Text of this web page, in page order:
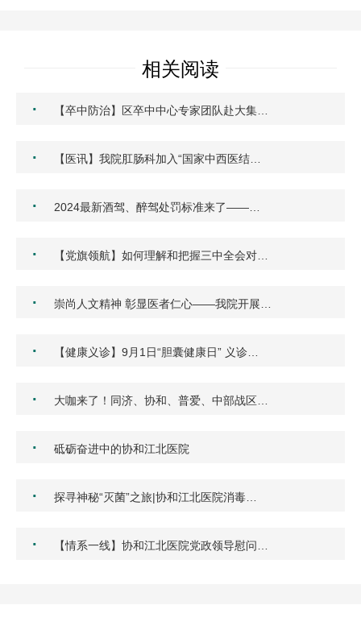
相关阅读
· 【卒中防治】区卒中中心专家团队赴大集…
· 【医讯】我院肛肠科加入“国家中西医结…
· 2024最新酒驾、醉驾处罚标准来了——…
· 【党旗领航】如何理解和把握三中全会对…
· 崇尚人文精神 彰显医者仁心——我院开展…
· 【健康义诊】9月1日“胆囊健康日” 义诊…
· 大咖来了！同济、协和、普爱、中部战区…
· 砥砺奋进中的协和江北医院
· 探寻神秘“灭菌”之旅|协和江北医院消毒…
· 【情系一线】协和江北医院党政领导慰问…